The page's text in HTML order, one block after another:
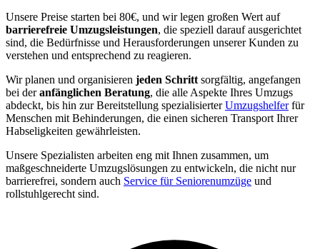
Unsere Preise starten bei 80€, und wir legen großen Wert auf
barrierefreie Umzugsleistungen, die speziell darauf ausgerichtet
sind, die Bedürfnisse und Herausforderungen unserer Kunden zu
verstehen und entsprechend zu reagieren.
Wir planen und organisieren jeden Schritt sorgfältig, angefangen
bei deranfänglichen Beratung, die alle Aspekte Ihres Umzugs
abdeckt, bis hin zur Bereitstellung spezialisierterUmzugshelferfür
Menschen mit Behinderungen, die einen sicheren Transport Ihrer
Habseligkeiten gewährleisten.
Unsere Spezialisten arbeiten eng mit Ihnen zusammen, um
maßgeschneiderte Umzugslösungen zu entwickeln, die nicht nur
barrierefrei, sondern auch Service für Seniorenumzüge und
rollstuhlgerecht sind.